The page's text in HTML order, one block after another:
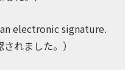
electronic signature.
れました。）